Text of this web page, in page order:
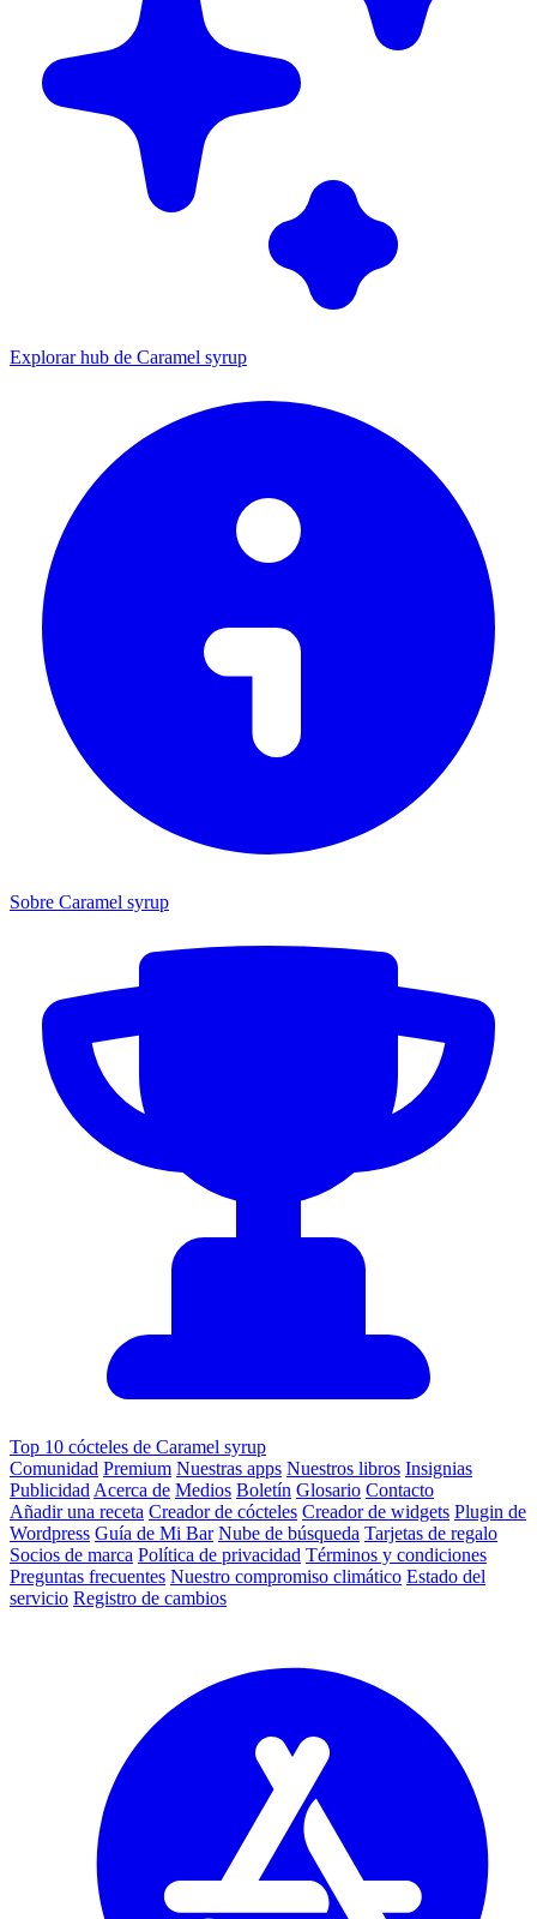
Explorar hub de Caramel syrup
Sobre Caramel syrup
Top 10 cócteles de Caramel syrup
Comunidad Premium Nuestras apps Nuestros libros Insignias
Publicidad Acerca de Medios Boletín Glosario Contacto
Añadir una receta Creador de cócteles Creador de widgets Plugin de
Wordpress Guía de Mi Bar Nube de búsqueda Tarjetas de regalo
Socios de marca Política de privacidad Términos y condiciones
Preguntas frecuentes Nuestro compromiso climático Estado del
servicio Registro de cambios